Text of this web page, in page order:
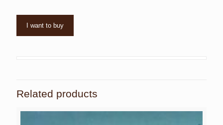
I want to buy
Related products